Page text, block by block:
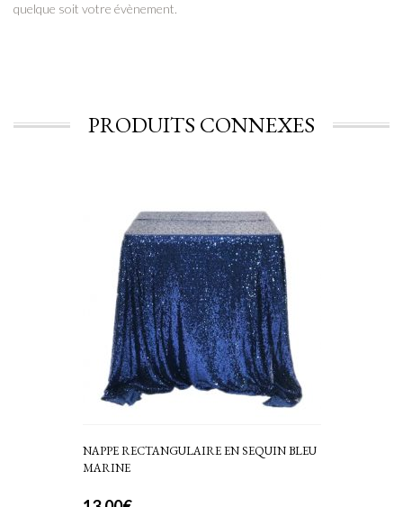
quelque soit votre évènement.
PRODUITS CONNEXES
NAPPE RECTANGULAIRE EN SEQUIN BLEU
MARINE